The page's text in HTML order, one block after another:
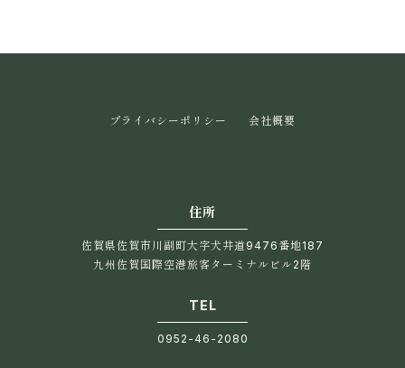
プライバシーポリシー 会社概要
住所
佐賀県佐賀市川副町大字犬井道9476番地187
九州佐賀国際空港旅客ターミナルビル2階
TEL
0952-46-2080